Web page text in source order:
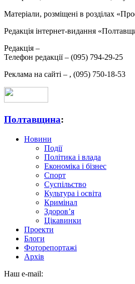
Матеріали, розміщені в розділах
Редакція інтернет-видання
Редакція –
Телефон редакції – (095) 794-29-25
Реклама на сайті – , (095) 750-18-53
Полтавщина:
Новини
Події
Політика і влада
Економіка і бізнес
Спорт
Суспільство
Культура і освіта
Кримінал
Здоров’я
Цікавинки
Проекти
Блоги
Фоторепортажі
Архів
Наш e-mail: